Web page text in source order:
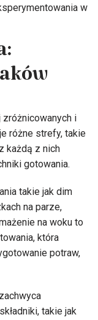
w
zróżnicowanych i
różne strefy, takie
każdą z nich
gotowania.
takie jak dim
na parze,
na woku to
która
potraw,
takie jak